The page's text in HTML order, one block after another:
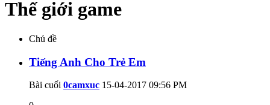
Thế giới game
Chủ đề
Tiếng Anh Cho Trẻ Em
Bài cuối 0camxuc 15-04-2017 09:56 PM